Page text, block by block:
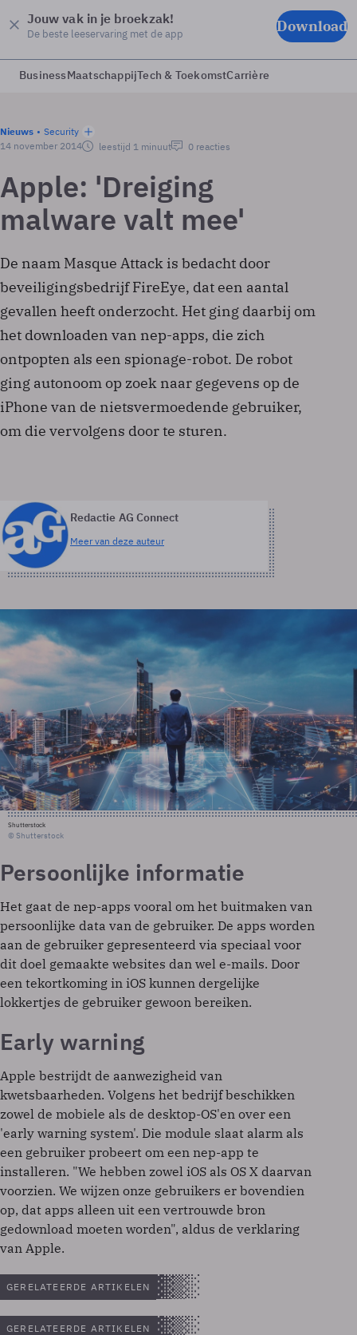
Jouw vak in je broekzak!
De beste leeservaring met de app Download
BusinessMaatschappijTech & ToekomstCarrière
Nieuws
Security
14 november 2014
leestijd 1 minuut 0 reacties
Apple: 'Dreiging
malware valt mee'
De naam Masque Attack is bedacht door
beveiligingsbedrijf FireEye, dat een aantal
gevallen heeft onderzocht. Het ging daarbij om
het downloaden van nep-apps, die zich
ontpopten als een spionage-robot. De robot
ging autonoom op zoek naar gegevens op de
iPhone van de nietsvermoedende gebruiker,
om die vervolgens door te sturen.
Redactie AG Connect
Meer van deze auteur
Shutterstock
© Shutterstock
Persoonlijke informatie
Het gaat de nep-apps vooral om het buitmaken van
persoonlijke data van de gebruiker. De apps worden
aan de gebruiker gepresenteerd via speciaal voor
dit doel gemaakte websites dan wel e-mails. Door
een tekortkoming in iOS kunnen dergelijke
lokkertjes de gebruiker gewoon bereiken.
Early warning
Apple bestrijdt de aanwezigheid van
kwetsbaarheden. Volgens het bedrijf beschikken
zowel de mobiele als de desktop-OS'en over een
'early warning system'. Die module slaat alarm als
een gebruiker probeert om een nep-app te
installeren. "We hebben zowel iOS als OS X daarvan
voorzien. We wijzen onze gebruikers er bovendien
op, dat apps alleen uit een vertrouwde bron
gedownload moeten worden", aldus de verklaring
van Apple.
GERELATEERDE ARTIKELEN
GERELATEERDE ARTIKELEN